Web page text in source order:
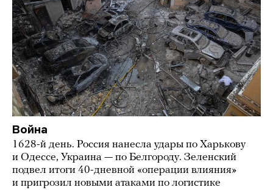
Война
1628-й день. Россия нанесла удары по Харькову
и Одессе, Украина — по Белгороду. Зеленский
подвел итоги 40-дневной «операции влияния»
и пригрозил новыми атаками по логистике